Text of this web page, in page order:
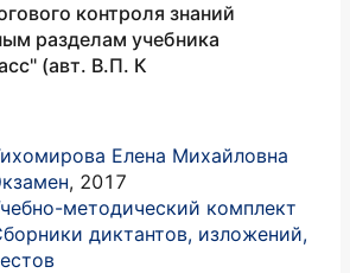
контроля знаний
разделам учебника
(авт. В.П. К
Елена Михайловна
, 2017
методический комплект
диктантов, изложений,